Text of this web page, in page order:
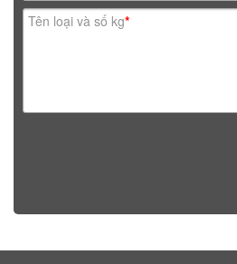
Tên loại và số kg*